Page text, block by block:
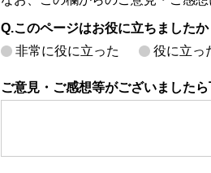
Q.このページはお役に立ちましたか
非常に役に立った
役に立っ
ご意見・ご感想等がございました